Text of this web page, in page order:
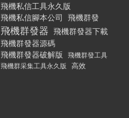
飛機私信工具永久版
飛機私信腳本公司
飛機群發
飛機群發器 飛機群發器下載
飛機群發器源碼
飛機群發器破解版
飛機群發工具
飛機群采集工具永久版
高效